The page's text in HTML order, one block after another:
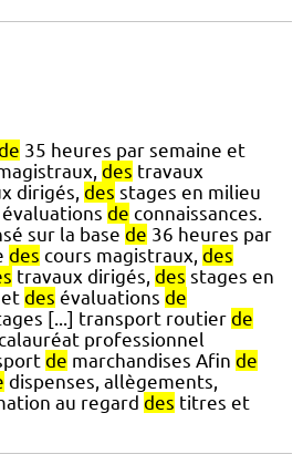
35 heures par semaine et
des travaux
dirigés, des stages en milieu
évaluations de connaissances.
sur la base de 36 heures par
des cours magistraux, des
travaux dirigés, des stages en
des évaluations de
[...] transport routier de
professionnel
de marchandises Afin de
dispenses, allègements,
au regard des titres et